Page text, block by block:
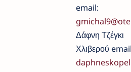
email:
Δάφνη Τζέγκι
Χλιβερού